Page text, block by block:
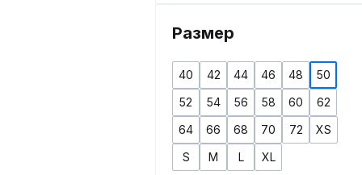
Размер
40 42 44 46 48
50
52
54 56 58 60
62
64
66 68 70 72
XS
S
M L XL